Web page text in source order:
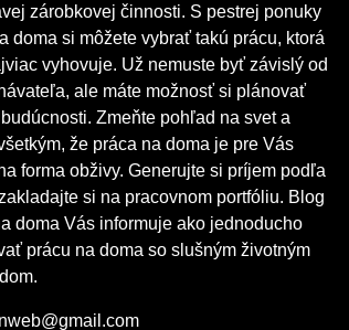
zárobkovej činnosti. S pestrej ponuky
doma si môžete vybrať takú prácu, ktorá
vyhovuje. Už nemuste byť závislý od
ale máte možnosť si plánovať
Zmeňte pohľad na svet a
že práca na doma je pre Vás
forma obživy. Generujte si príjem podľa
si na pracovnom portfóliu. Blog
doma Vás informuje ako jednoducho
prácu na doma so slušným životným